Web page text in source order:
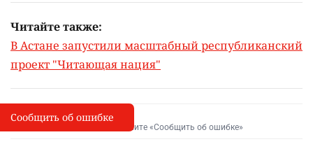
Читайте также:
В Астане запустили масштабный республиканский
проект "Читающая нация"
I
Сообщить об опечатке
Выделите фрагмент и нажмите «Сообщить об ошибке»
Сообщить об ошибке